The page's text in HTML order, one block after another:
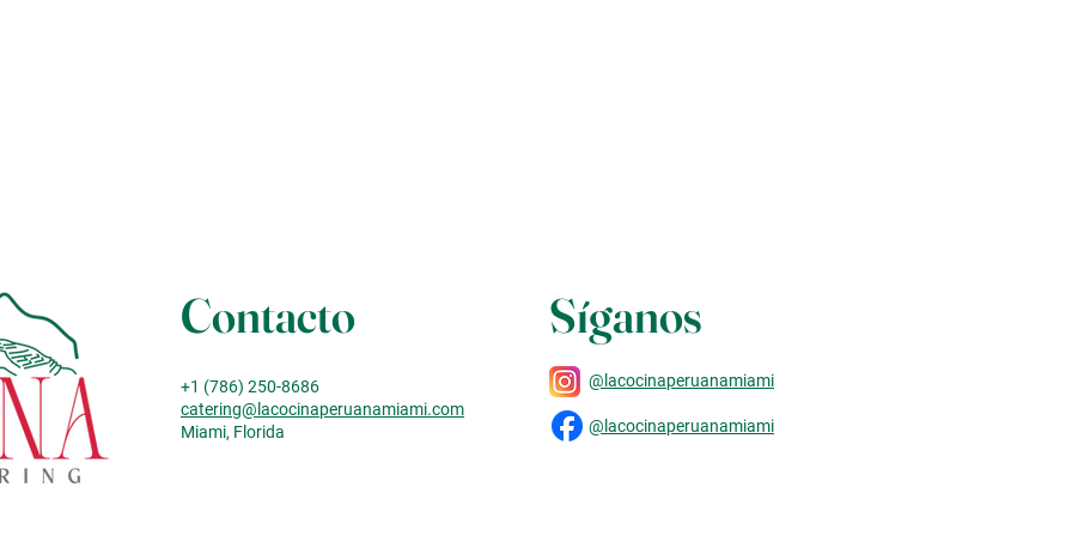
Contacto
+1 (786) 250-8686
catering@lacocinaperuanamiami.com
Miami, Florida
Síganos
@lacocinaperuanamiami
@lacocinaperuanamiami